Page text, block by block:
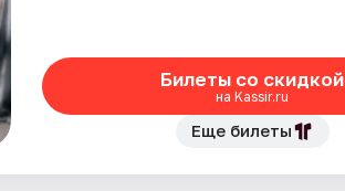
Билеты со скидкой
на Kassir.ru
Еще билеты